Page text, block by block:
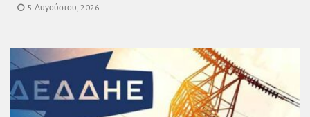
5 Αυγούστου, 2026